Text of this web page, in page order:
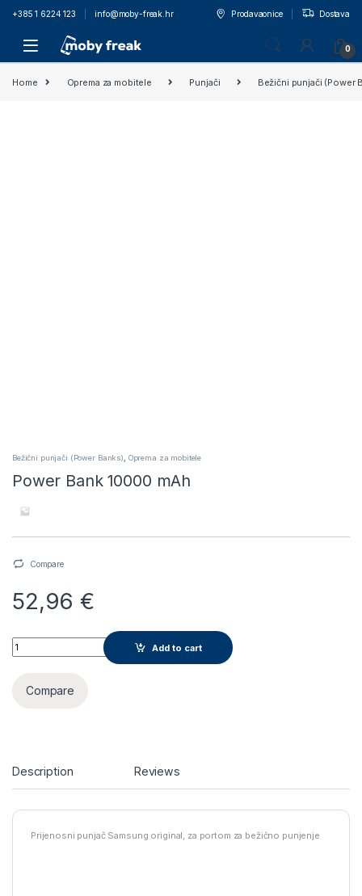
+385 1 6224 123 info@moby-freak.hr Prodavaonice Dostava
0
Home Oprema za mobitele Punjači Bežični punjači (Power
Bežični punjači (Power Banks), Oprema za mobitele
Power Bank 10000 mAh
Compare
52,96€
Power Bank 10000 mAh quantityAdd to cart
Compare
Description Reviews
Prijenosni punjač Samsung original, za portom za bežično punjenje